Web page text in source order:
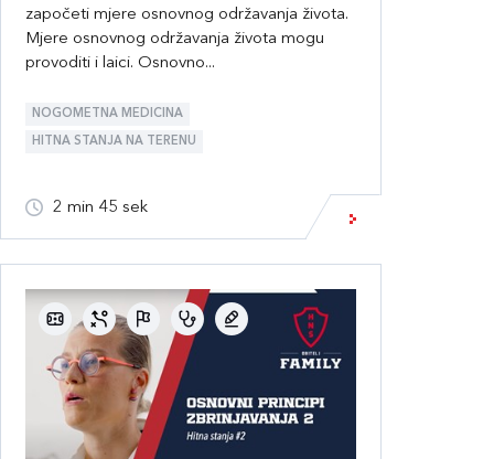
započeti mjere osnovnog održavanja života.
Mjere osnovnog održavanja života mogu
provoditi i laici. Osnovno...
NOGOMETNA MEDICINA
HITNA STANJA NA TERENU
2 min 45 sek